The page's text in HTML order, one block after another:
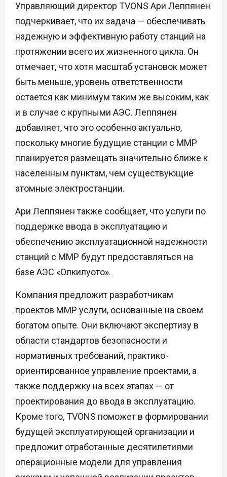
Управляющий директор TVONS Ари Леппянен
подчеркивает, что их задача — обеспечивать
надежную и эффективную работу станций на
протяжении всего их жизненного цикла. Он
отмечает, что хотя масштаб установок может
быть меньше, уровень ответственности
остается как минимум таким же высоким, как
и в случае с крупными АЭС. Леппянен
добавляет, что это особенно актуально,
поскольку многие будущие станции с ММР
планируется размещать значительно ближе к
населенным пунктам, чем существующие
атомные электростанции.
Ари Леппянен также сообщает, что услуги по
поддержке ввода в эксплуатацию и
обеспечению эксплуатационной надежности
станций с ММР будут предоставляться на
базе АЭС «Олкилуото».
Компания предложит разработчикам
проектов ММР услуги, основанные на своем
богатом опыте. Они включают экспертизу в
области стандартов безопасности и
нормативных требований, практико-
ориентированное управление проектами, а
также поддержку на всех этапах — от
проектирования до ввода в эксплуатацию.
Кроме того, TVONS поможет в формировании
будущей эксплуатирующей организации и
предложит отработанные десятилетиями
операционные модели для управления